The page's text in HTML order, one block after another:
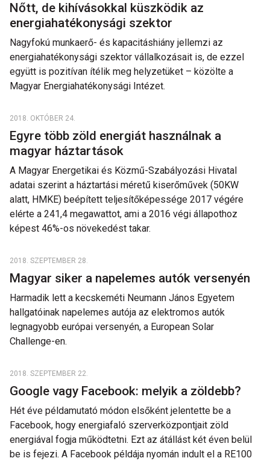
Nőtt, de kihívásokkal küszködik az
energiahatékonysági szektor
Nagyfokú munkaerő- és kapacitáshiány jellemzi az
energiahatékonysági szektor vállalkozásait is, de ezzel
együtt is pozitívan ítélik meg helyzetüket – közölte a
Magyar Energiahatékonysági Intézet.
2018. OKTÓBER 24.
Egyre több zöld energiát használnak a
magyar háztartások
A Magyar Energetikai és Közmű-Szabályozási Hivatal
adatai szerint a háztartási méretű kiserőművek (50KW
alatt, HMKE) beépített teljesítőképessége 2017 végére
elérte a 241,4 megawattot, ami a 2016 végi állapothoz
képest 46%-os növekedést takar.
2018. SZEPTEMBER 28.
Magyar siker a napelemes autók versenyén
Harmadik lett a kecskeméti Neumann János Egyetem
hallgatóinak napelemes autója az elektromos autók
legnagyobb európai versenyén, a European Solar
Challenge-en.
2018. SZEPTEMBER 22.
Google vagy Facebook: melyik a zöldebb?
Hét éve példamutató módon elsőként jelentette be a
Facebook, hogy energiafaló szerverközpontjait zöld
energiával fogja működtetni. Ezt az átállást két éven belül
be is fejezi. A Facebook példája nyomán indult el a RE100